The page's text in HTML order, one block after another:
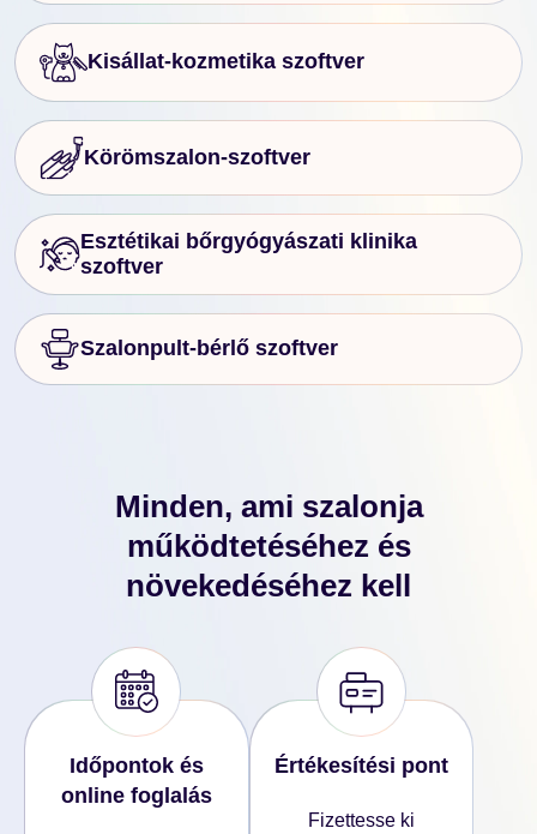
Kisállat-kozmetika szoftver
Körömszalon-szoftver
Esztétikai bőrgyógyászati klinika
szoftver
Szalonpult-bérlő szoftver
Minden, ami szalonja
működtetéséhez és
növekedéséhez kell
Időpontok és
online foglalás
Értékesítési pont
Fizettesse ki